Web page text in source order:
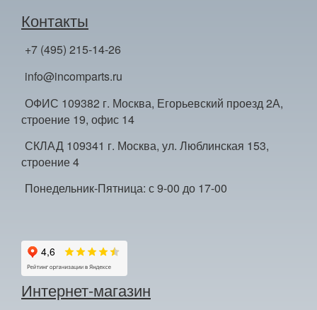
Контакты
+7 (495) 215-14-26
info@incomparts.ru
ОФИС 109382 г. Москва, Егорьевский проезд 2А,
строение 19, офис 14
СКЛАД 109341 г. Москва, ул. Люблинская 153,
строение 4
Понедельник-Пятница: с 9-00 до 17-00
Интернет-магазин